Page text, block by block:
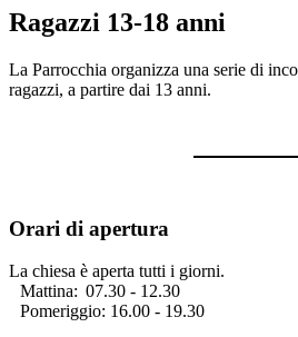
Ragazzi 13-18 anni
La Parrocchia organizza una serie di
ragazzi, a partire dai 13 anni.
Orari di apertura
La chiesa è aperta tutti i giorni.
Mattina: 07.30 - 12.30
Pomeriggio: 16.00 - 19.30